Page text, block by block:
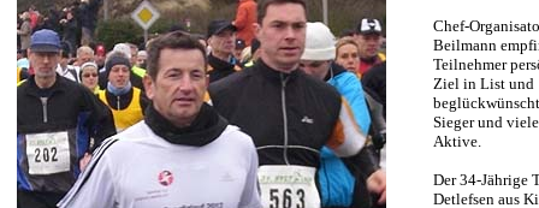
Chef-
Beilmann
Teilnehmer
Ziel in List und
Sieger und
Aktive.
Der 34-Jährige
Detlefsen aus